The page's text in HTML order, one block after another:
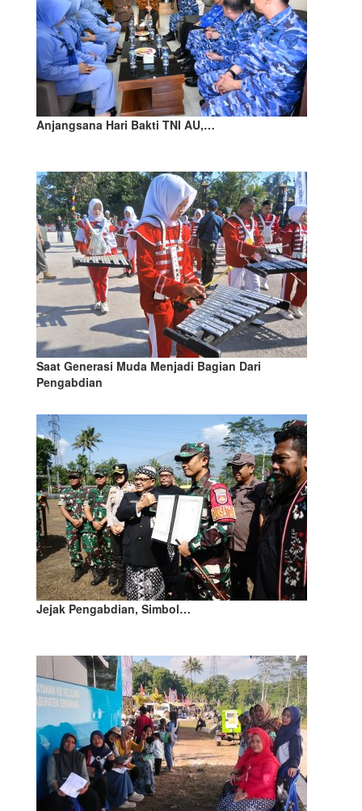
Anjangsana Hari Bakti TNI AU,…
Saat Generasi Muda Menjadi Bagian Dari
Pengabdian
Jejak Pengabdian, Simbol…